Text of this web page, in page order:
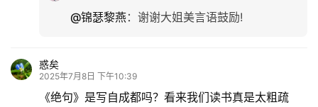
@锦瑟黎燕： 谢谢大姐美言语鼓励!
惑矣
2025年7月8日 下午10:39
《绝句》是写自成都吗？看来我们读书真是太粗疏